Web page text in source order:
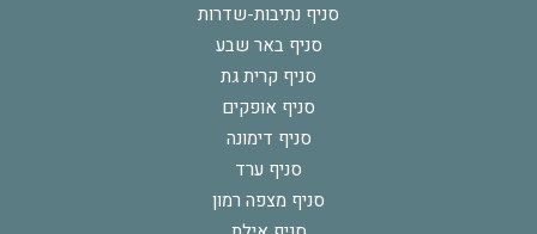
סניף נתיבות-שדרות
סניף באר שבע
סניף קרית גת
סניף אופקים
סניף דימונה
סניף ערד
סניף מצפה רמון